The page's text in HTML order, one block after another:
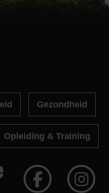
Gezondheid
Opleiding & Training